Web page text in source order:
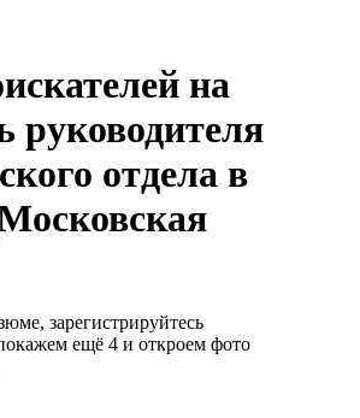
на
руководителя
отдела в
зарегистрируйтесь
ещё 4 и откроем фото